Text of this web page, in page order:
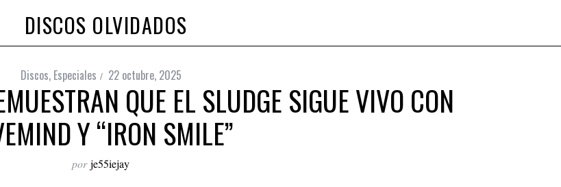
DISCOS OLVIDADOS
Discos, Especiales 22 octubre, 2025
QUE EL SLUDGE SIGUE VIVO CON
Y “IRON SMILE”
por je55iejay